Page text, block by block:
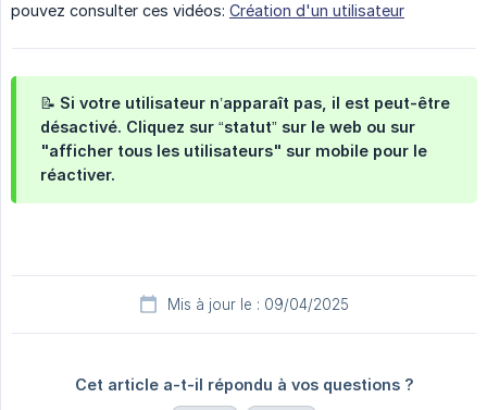
pouvez consulter ces vidéos: Création d'un utilisateur
📝 Si votre utilisateur n’apparaît pas, il est peut-être
désactivé. Cliquez sur “statut” sur le web ou sur
"afficher tous les utilisateurs" sur mobile pour le
réactiver.
Mis à jour le : 09/04/2025
Cet article a-t-il répondu à vos questions ?